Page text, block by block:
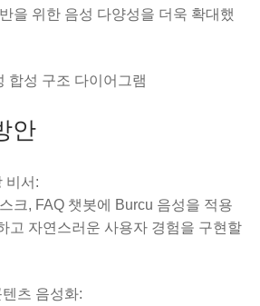
을 위한 음성 다양성을 더욱 확대했
안
비서:
크, FAQ 챗봇에 Burcu 음성을 적용
고 자연스러운 사용자 경험을 구현할
츠 음성화: